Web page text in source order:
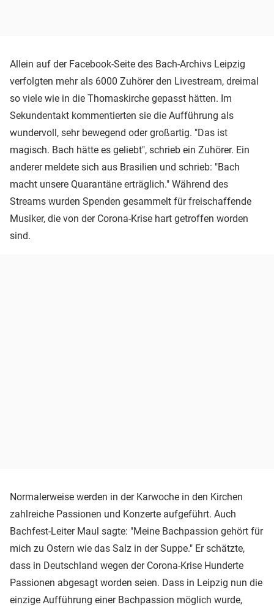
Allein auf der Facebook-Seite des Bach-Archivs Leipzig
verfolgten mehr als 6000 Zuhörer den Livestream, dreimal
so viele wie in die Thomaskirche gepasst hätten. Im
Sekundentakt kommentierten sie die Aufführung als
wundervoll, sehr bewegend oder großartig. "Das ist
magisch. Bach hätte es geliebt", schrieb ein Zuhörer. Ein
anderer meldete sich aus Brasilien und schrieb: "Bach
macht unsere Quarantäne erträglich." Während des
Streams wurden Spenden gesammelt für freischaffende
Musiker, die von der Corona-Krise hart getroffen worden
sind.
Normalerweise werden in der Karwoche in den Kirchen
zahlreiche Passionen und Konzerte aufgeführt. Auch
Bachfest-Leiter Maul sagte: "Meine Bachpassion gehört für
mich zu Ostern wie das Salz in der Suppe." Er schätzte,
dass in Deutschland wegen der Corona-Krise Hunderte
Passionen abgesagt worden seien. Dass in Leipzig nun die
einzige Aufführung einer Bachpassion möglich wurde,